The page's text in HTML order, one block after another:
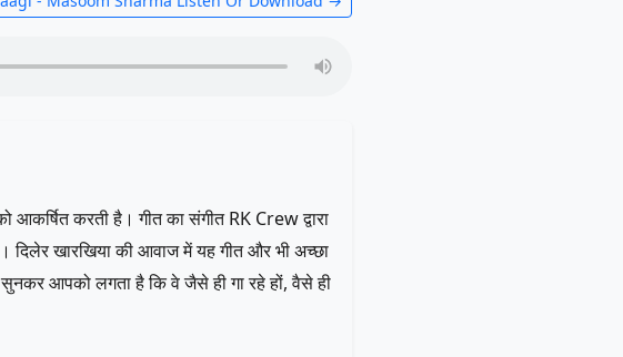
आकर्षित करती है। गीत का संगीत RK Crew द्वारा
दिलेर खारखिया की आवाज में यह गीत और भी अच्छा
आपको लगता है कि वे जैसे ही गा रहे हों, वैसे ही